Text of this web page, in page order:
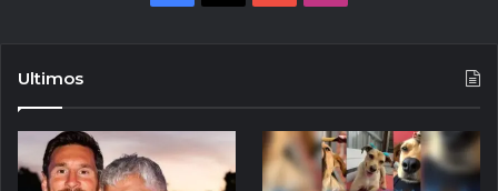
Ultimos